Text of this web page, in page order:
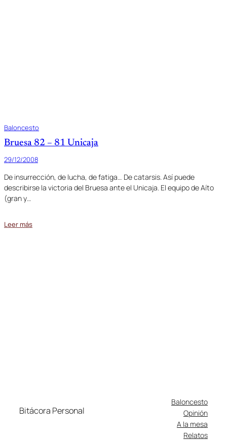
Baloncesto
Bruesa 82 – 81 Unicaja
29/12/2008
De insurrección, de lucha, de fatiga… De catarsis. Así puede
describirse la victoria del Bruesa ante el Unicaja. El equipo de Aíto
(gran y…
Leer más
Bitácora Personal
Baloncesto
Opinión
A la mesa
Relatos